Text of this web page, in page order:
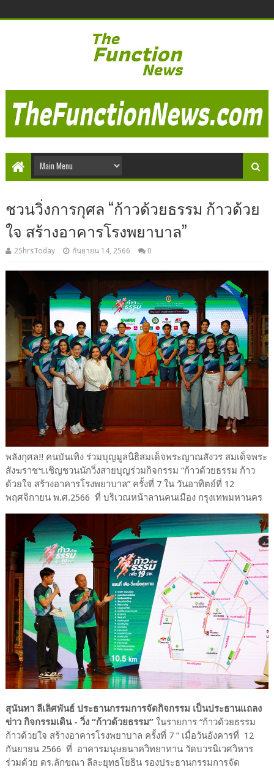
ชวนวิ่งการกุศล “ก้าวด้วยธรรม ก้าวด้วย
ใจ สร้างอาคารโรงพยาบาล”
25hrsToday กันยายน 14, 2566 0
พลังกุศล!! คนบันเทิง ร่วมบุญมูลนิธิสมเด็จพระญาณสังวร สมเด็จพระ
สังฆราชฯ.เชิญชวนนักวิ่งสายบุญร่วมกิจกรรม “ก้าวด้วยธรรม ก้าว
ด้วยใจ สร้างอาคารโรงพยาบาล” ครั้งที่ 7 ใน วันอาทิตย์ที่ 12
พฤศจิกายน พ.ศ.2566 ที่ บริเวณหน้าลานคนเมือง กรุงเทพมหานคร
สุนันทา ลีเลิศพันธ์ ประธานกรรมการจัดกิจกรรม เป็นประธานแถลง
ข่าว กิจกรรมเดิน - วิ่ง “ก้าวด้วยธรรม”ในรายการ “ก้าวด้วยธรรม
ก้าวด้วยใจ สร้างอาคารโรงพยาบาล ครั้งที่ 7 ” เมื่อวันอังคารที่ 12
กันยายน 2566 ที่ อาคารมนุษยนาควิทยาทาน วัดบวรนิเวศวิหาร
ร่วมด้วย ดร.ลักขณา ลีละยุทธโยธิน รองประธานกรรมการจัด